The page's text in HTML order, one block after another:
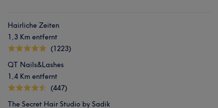
Hairliche Zeiten
1,3 Km entfernt
(1223)
QT Nails&Lashes
1,4 Km entfernt
(447)
The Secret Hair Studio by Sadik